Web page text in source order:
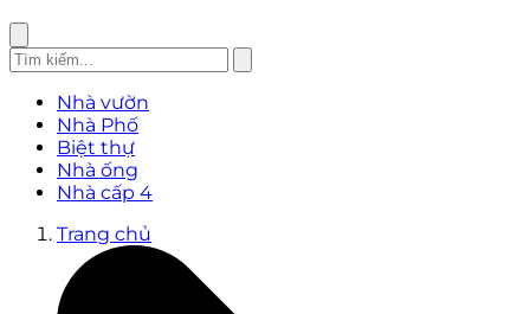
Nhà vườn
Nhà Phố
Biệt thự
Nhà ống
Nhà cấp 4
Trang chủ